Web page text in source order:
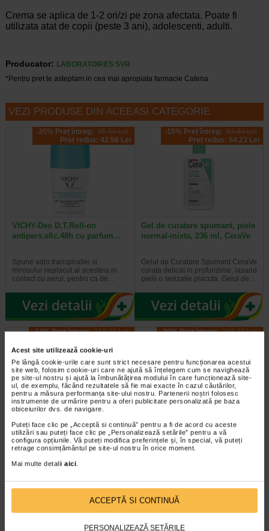
Acest site utilizează cookie-uri
Pe lângă cookie-urile care sunt strict necesare pentru funcționarea acestui
site web, folosim cookie-uri care ne ajută să înțelegem cum se navighează
pe site-ul nostru și ajută la îmbunătățirea modului în care funcționează site-
ul, de exemplu, făcând rezultatele să fie mai exacte în cazul căutărilor,
pentru a măsura performanța site-ului nostru. Partenerii noștri folosesc
instrumente de urmărire pentru a oferi publicitate personalizată pe baza
obiceiurilor dvs. de navigare.
Puteți face clic pe „Acceptă si continuă” pentru a fi de acord cu aceste
utilizări sau puteți face clic pe „Personalizează setările” pentru a vă
configura opțiunile. Vă puteți modifica preferințele și, în special, vă puteți
retrage consimțământul pe site-ul nostru în orice moment.
Mai multe detalii aici.
ACCEPTĂ SI CONTINUĂ
PERSONALIZEAZĂ SETĂRILE
Crema se aplica de 1-2 ori/zi pe zona afectata. Poate fi
utilizata atat de copii (peste 3 ani), adolescenti, adulti.
Producator:
LABORATOIRES SVR
*Pentru pret te asteptam in cea mai apropiata farmacie Catena
VEZI PRODUSE DIN ACEEASI CATEGORIE
-35% Preț întreg: 65.50 Lei
Preț redus: 42.58 Lei
VICHY-Deo D.T.Roll-on
antipers.efic.48h cu parfum…
Spune adio transpiratiei si
mirosului neplacut al acesteia in
contact cu aerul, pentru ca de…
-15% Preț întreg: 63.80 Lei
Preț redus: 54.23 Lei
Gel de curatare spumant, piele
normal-mixta, 236 ml, CeraVe
Gelul de Curatare Spumant CeraVe
curata delicat in profunzime, lasand
pielii o senzatie placuta. Gelul de…
-14% Preț întreg: 119.70 Lei
Aderma Exomega Control
Crema 200ml
Aderma Exomega Control este o
-20% Preț întreg: 106.30 Lei
Atoderm gel de dus, 1l,
BIODERMA